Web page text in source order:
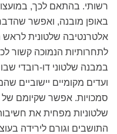
רשותי. בהתאם לכך,
באופן מובנה, ואפשר
אלטרנטיבה שלטונית
לתחרותיות הנמוכה קשור
במבנה שלטוני דו-רובדי
ועדים מקומיים יישוביים
סמכויות. אפשר שקיומם של
שלטוניות מפחית את
התושבים וגורם לירידה